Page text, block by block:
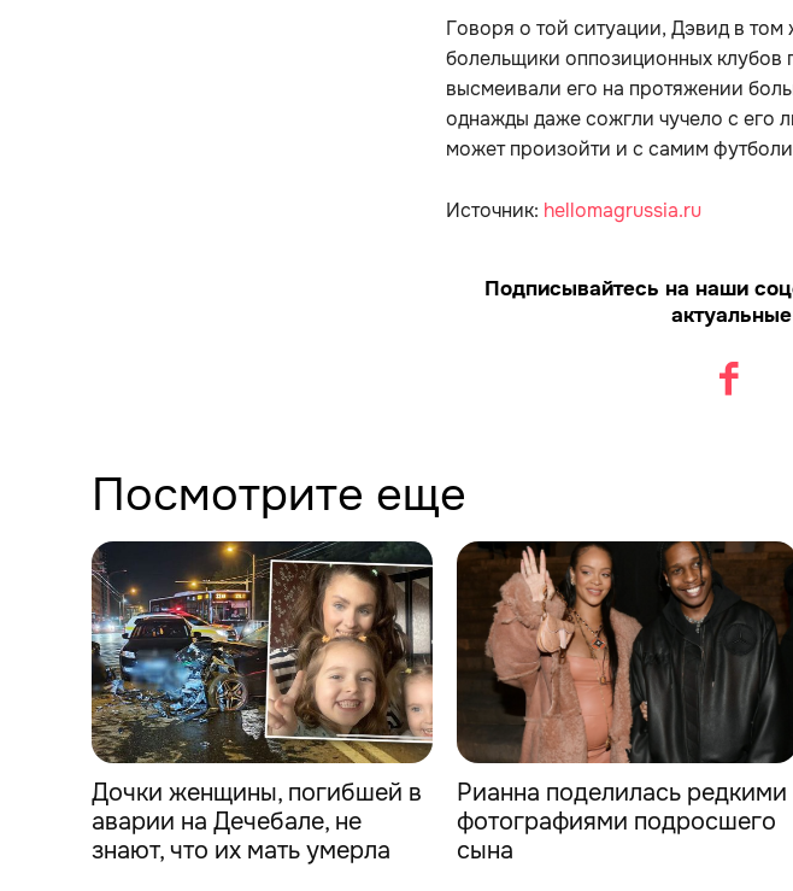
Говоря о той ситуации, Дэвид в
болельщики оппозиционных клубов
высмеивали его на протяжении
однажды даже сожгли чучело с его
может произойти и с самим
Источник: hellomagrussia.ru
Подписывайтесь на наши
Посмотрите еще
Дочки женщины, погибшей в
аварии на Дечебале, не
знают, что их мать умерла
Рианна поделилась редкими
фотографиями подросшего
сына